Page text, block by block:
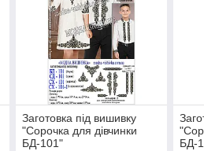
Заготовка під вишивку
"Сорочка для дівчинки
БД-101"
БД-